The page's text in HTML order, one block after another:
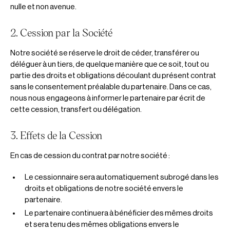
nulle et non avenue.
2. Cession par la Société
Notre société se réserve le droit de céder, transférer ou
déléguer à un tiers, de quelque manière que ce soit, tout ou
partie des droits et obligations découlant du présent contrat
sans le consentement préalable du partenaire. Dans ce cas,
nous nous engageons à informer le partenaire par écrit de
cette cession, transfert ou délégation.
3. Effets de la Cession
En cas de cession du contrat par notre société :
Le cessionnaire sera automatiquement subrogé dans les
droits et obligations de notre société envers le
partenaire.
Le partenaire continuera à bénéficier des mêmes droits
et sera tenu des mêmes obligations envers le